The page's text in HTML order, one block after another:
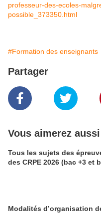
professeur-des-ecoles-
possible_373350.html
#Formation des enseignants
Partager
Vous aimerez aussi
Tous les sujets des
des CRPE 2026 (bac +3 et
Modalités d’organisation